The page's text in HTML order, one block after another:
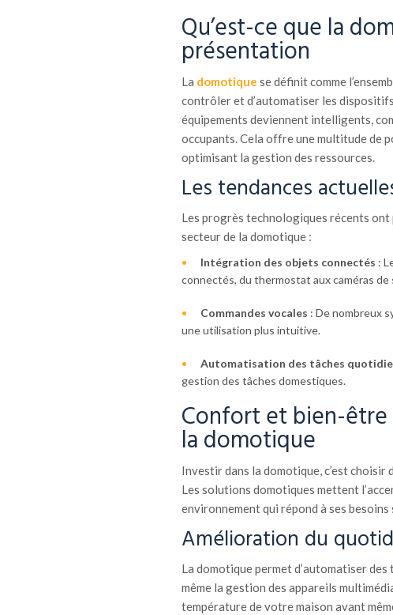
Qu’est-ce que la
présentation
La domotique se définit comme
contrôler et d’automatiser les
équipements deviennent intelligents,
occupants. Cela offre une multitude de
optimisant la gestion des ressources.
Les tendances
Les progrès technologiques récents ont
secteur de la domotique :
Intégration des objets connectés :
connectés, du thermostat aux caméras de
Commandes vocales : De nombreux
une utilisation plus intuitive.
Automatisation des tâches
gestion des tâches domestiques.
Confort et bien-être
la domotique
Investir dans la domotique, c’est choisir
Les solutions domotiques mettent
environnement qui répond à ses besoins
Amélioration du
La domotique permet d’automatiser
même la gestion des appareils
température de votre maison avant